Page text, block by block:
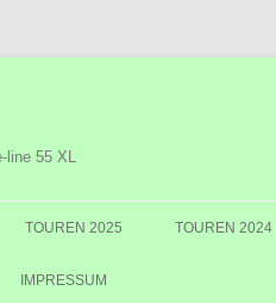
line 55 XL
TOUREN 2025 TOUREN 2024
IMPRESSUM